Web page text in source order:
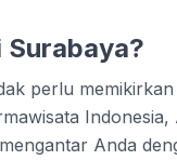
perlu
Anda